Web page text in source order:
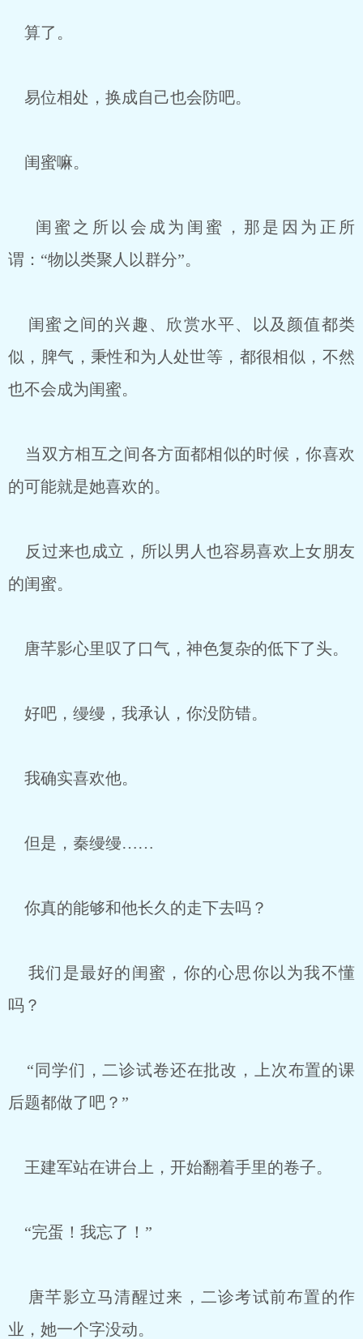
算了。
易位相处，换成自己也会防吧。
闺蜜嘛。
闺蜜之所以会成为闺蜜，那是因为正所
谓：“物以类聚人以群分”。
闺蜜之间的兴趣、欣赏水平、以及颜值都类
似，脾气，秉性和为人处世等，都很相似，不然
也不会成为闺蜜。
当双方相互之间各方面都相似的时候，你喜欢
的可能就是她喜欢的。
反过来也成立，所以男人也容易喜欢上女朋友
的闺蜜。
唐芊影心里叹了口气，神色复杂的低下了头。
好吧，缦缦，我承认，你没防错。
我确实喜欢他。
但是，秦缦缦……
你真的能够和他长久的走下去吗？
我们是最好的闺蜜，你的心思你以为我不懂
吗？
“同学们，二诊试卷还在批改，上次布置的课
后题都做了吧？”
王建军站在讲台上，开始翻着手里的卷子。
“完蛋！我忘了！”
唐芊影立马清醒过来，二诊考试前布置的作
业，她一个字没动。